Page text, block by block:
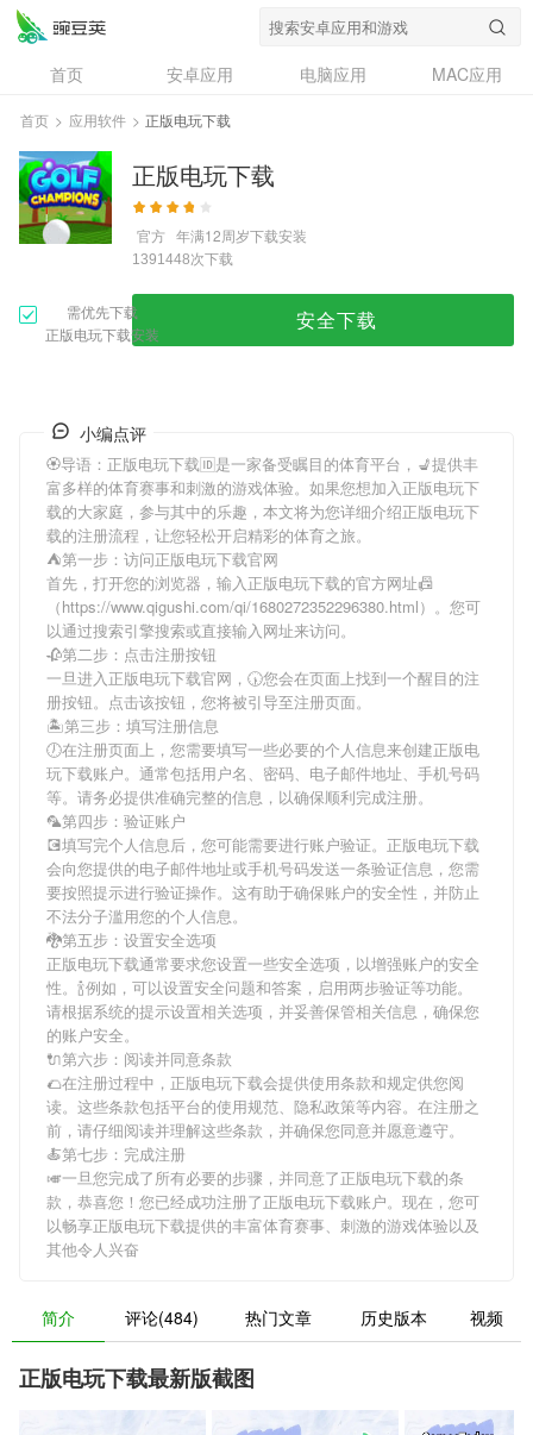
首页 安卓应用 电脑应用
MAC应用
资讯
专题
问答
首页 > 应用软件 > 正版电玩下载
正版电玩下载
官方 年满12周岁下载安装
1391448次下载
需优先下载
正版电玩下载安装
安全下载
小编点评
🏵导语： 正版电玩下载🆔是一家备受瞩目的体育平台，💺提供丰
富多样的体育赛事和刺激的游戏体验。如果您想加入正版电玩下
载的大家庭，参与其中的乐趣，本文将为您详细介绍正版电玩下
载的注册流程，让您轻松开启精彩的体育之旅。
⛺第一步：访问正版电玩下载官网
首先，打开您的浏览器，输入正版电玩下载的官方网址📠
（https://www.qigushi.com/qi/1680272352296380.html）。您可
以通过搜索引擎搜索或直接输入网址来访问。
🥀第二步：点击注册按钮
一旦进入正版电玩下载官网，🕠您会在页面上找到一个醒目的注
册按钮。点击该按钮，您将被引导至注册页面。
🏝第三步：填写注册信息
🕖在注册页面上，您需要填写一些必要的个人信息来创建正版电
玩下载账户。通常包括用户名、密码、电子邮件地址、手机号码
等。请务必提供准确完整的信息，以确保顺利完成注册。
🦜第四步：验证账户
💽填写完个人信息后，您可能需要进行账户验证。 正版电玩下载
会向您提供的电子邮件地址或手机号码发送一条验证信息，您需
要按照提示进行验证操作。这有助于确保账户的安全性，并防止
不法分子滥用您的个人信息。
🐉第五步：设置安全选项
正版电玩下载通常要求您设置一些安全选项，以增强账户的安全
性。🍾例如，可以设置安全问题和答案，启用两步验证等功能。
请根据系统的提示设置相关选项，并妥善保管相关信息，确保您
的账户安全。
🔌第六步：阅读并同意条款
🌮在注册过程中， 正版电玩下载会提供使用条款和规定供您阅
读。这些条款包括平台的使用规范、隐私政策等内容。在注册之
前，请仔细阅读并理解这些条款，并确保您同意并愿意遵守。
🍝第七步：完成注册
🎺一旦您完成了所有必要的步骤，并同意了正版电玩下载的条
款，恭喜您！您已经成功注册了正版电玩下载账户。现在，您可
以畅享正版电玩下载提供的丰富体育赛事、刺激的游戏体验以及
其他令人兴奋
简介 评论(484) 热门文章 历史版本 视频
正版电玩下载最新版截图